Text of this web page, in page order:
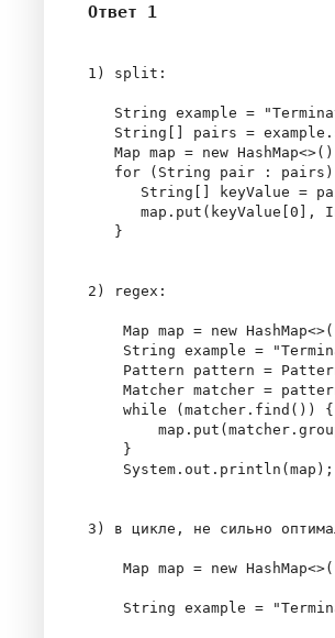
Ответ 1
1) split:
String example =
String[] pairs =
   Map
map = new
for (String pair : pairs)
String[] keyValue =
map.put(keyValue[0],
   }
2) regex:
    Map
map = new
String example =
Pattern pattern =
Matcher matcher =
    while (matcher.find()) {
    }
    System.out.println(map);
3) в цикле, не сильно
    Map
map = new
String example =